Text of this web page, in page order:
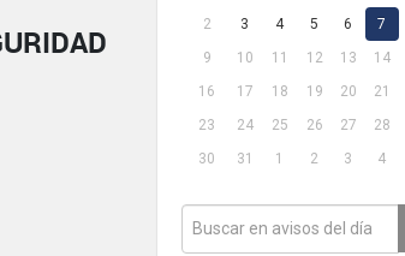
2
3 4 5 6 7
9
10 11 12 13 14
16
17 18 19 20 21
23
24 25 26 27 28
30
31 1 2 3 4